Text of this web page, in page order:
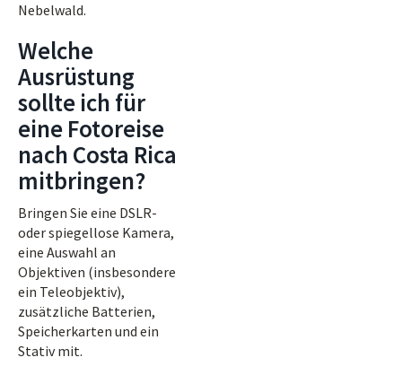
Nebelwald.
Welche
Ausrüstung
sollte ich für
eine Fotoreise
nach Costa Rica
mitbringen?
Bringen Sie eine DSLR-
oder spiegellose Kamera,
eine Auswahl an
Objektiven (insbesondere
ein Teleobjektiv),
zusätzliche Batterien,
Speicherkarten und ein
Stativ mit.